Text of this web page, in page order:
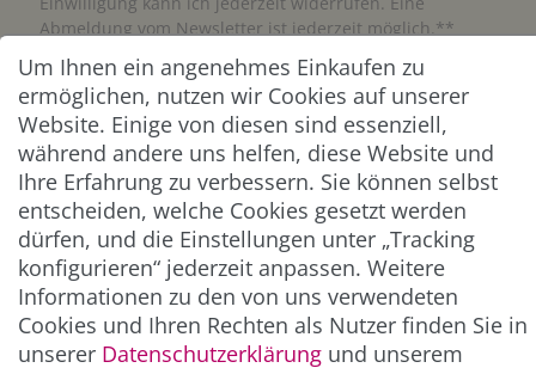
Abmeldung vom Newsletter ist jederzeit möglich.**
Abonnieren
** Hierbei handelt es sich um ein Pflichtfeld.
ZAHLUNG & VERSAND
Um Ihnen ein angenehmes Einkaufen zu
ermöglichen, nutzen wir Cookies auf unserer
Website. Einige von diesen sind essenziell,
während andere uns helfen, diese Website und
Ihre Erfahrung zu verbessern. Sie können selbst
entscheiden, welche Cookies gesetzt werden
dürfen, und die Einstellungen unter „Tracking
konfigurieren“ jederzeit anpassen. Weitere
Informationen zu den von uns verwendeten
Cookies und Ihren Rechten als Nutzer finden Sie in
unserer Daten­schutz­erklärung und unserem